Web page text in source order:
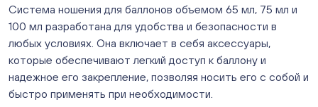
Нет в наличии
Молния Зоопарк - Труда,166 (ул. Труда,166/5)
ежедневно с 10:00 до 20:00
Нет в наличии
Невский. Черкасская 17 (г. Челябинск, ул.
Черкасская, д.17/1, за ТК "Невский")
ежедневно с 10:00 до 20:00
Система ношения для баллонов объемом 65 мл, 75 мл и
100 мл разработана для удобства и безопасности в
любых условиях. Она включает в себя аксессуары,
которые обеспечивают легкий доступ к баллону и
надежное его закрепление, позволяя носить его с собой и
быстро применять при необходимости.